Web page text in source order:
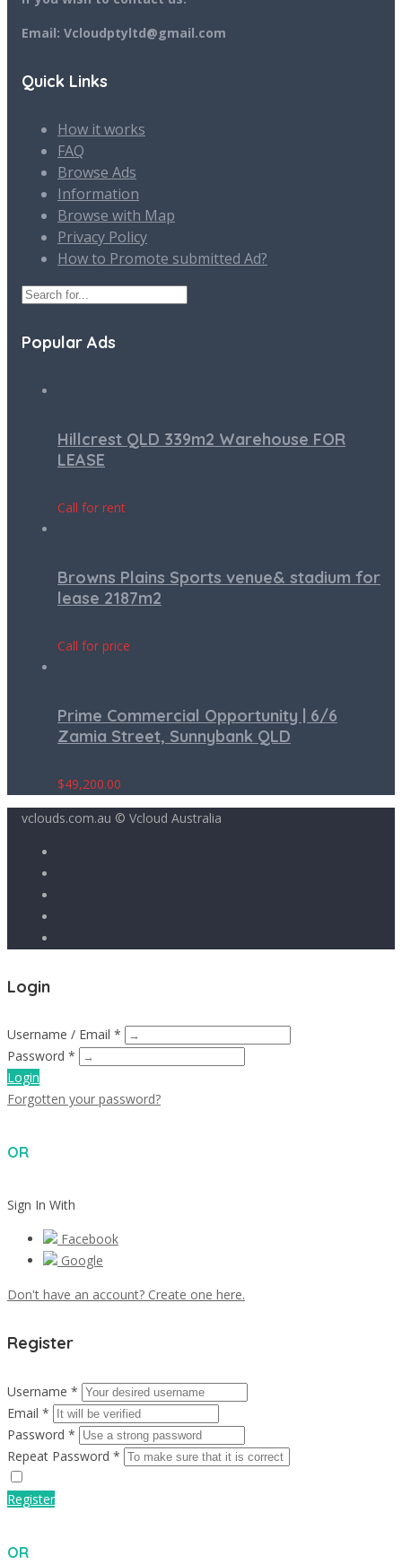
Email: Vcloudptyltd@gmail.com
Quick Links
How it works
FAQ
Browse Ads
Information
Browse with Map
Privacy Policy
How to Promote submitted Ad?
Popular Ads
Hillcrest QLD 339m2 Warehouse FOR
LEASE
Call for rent
Browns Plains Sports venue& stadium for
lease 2187m2
Call for price
Prime Commercial Opportunity | 6/6
Zamia Street, Sunnybank QLD
$49,200.00
vclouds.com.au © Vcloud Australia
Login
Username / Email *
Password *
Login
Forgotten your password?
OR
Sign In With
Facebook
Google
Don't have an account? Create one here.
Register
Username *
Email *
Password *
Repeat Password *
Register
OR